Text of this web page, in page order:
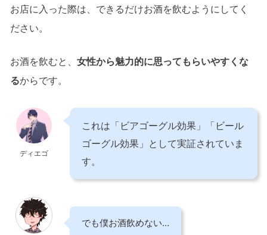
お店に入った際は、できるだけお酒を飲むようにしてく
ださい。
お酒を飲むと、 女性から魅力的に思ってもらいやすくな
るからです。
ディエゴ
これは「ビアゴーグル効果」「ビール
ゴーグル効果」として実証されていま
す。
でも僕お酒飲めない…